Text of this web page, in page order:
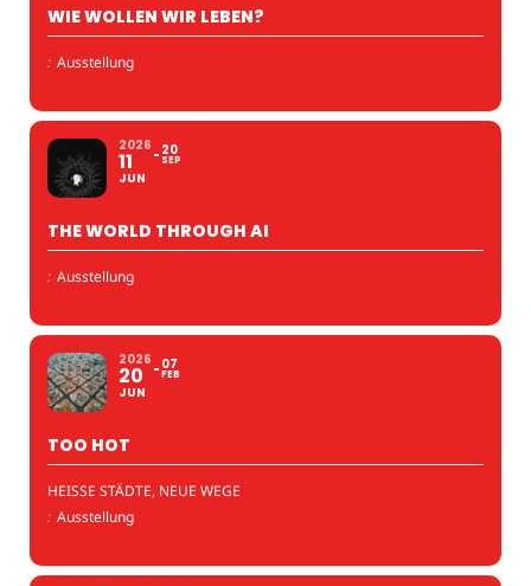
WIE WOLLEN WIR LEBEN?
: Ausstellung
2026
11
JUN
20
SEP
THE WORLD THROUGH AI
: Ausstellung
2026
20
JUN
07
FEB
TOO HOT
HEISSE STÄDTE, NEUE WEGE
: Ausstellung